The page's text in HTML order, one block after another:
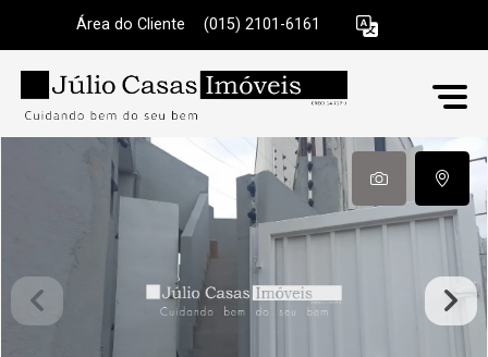
Área do Cliente (015) 2101-6161